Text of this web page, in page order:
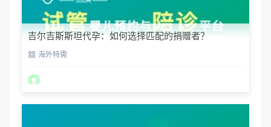
吉尔吉斯斯坦代孕：如何选择匹配的捐赠者？
海外特需